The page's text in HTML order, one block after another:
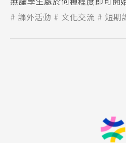
任意門
Program 課程選擇
SEC 知識庫
習成果。
課外活動 文化交流 短期